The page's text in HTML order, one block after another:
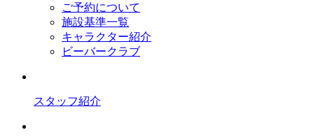
ご予約について
施設基準一覧
キャラクター紹介
ビーバークラブ
スタッフ紹介